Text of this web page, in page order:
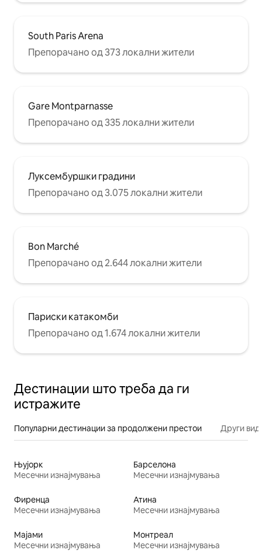
South Paris Arena
Препорачано од 373 локални жители
Gare Montparnasse
Препорачано од 335 локални жители
Луксембуршки градини
Препорачано од 3.075 локални жители
Bon Marché
Препорачано од 2.644 локални жители
Париски катакомби
Препорачано од 1.674 локални жители
Дестинации што треба да ги
истражите
Популарни дестинации за продолжени престои Други
Њујорк
Месечни изнајмувања
Барселона
Месечни изнајмувања
Фиренца
Месечни изнајмувања
Атина
Месечни изнајмувања
Мајами
Месечни изнајмувања
Монтреал
Месечни изнајмувања